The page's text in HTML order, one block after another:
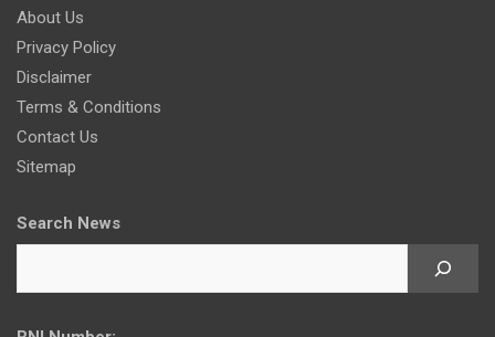
About Us
Privacy Policy
Disclaimer
Terms & Conditions
Contact Us
Sitemap
Search News